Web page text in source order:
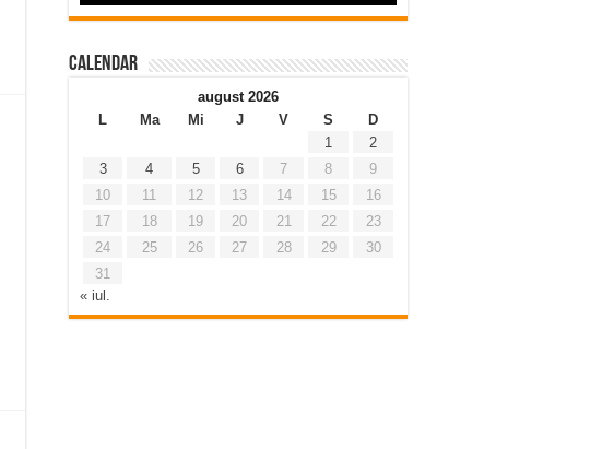
Calendar
august 2026
L
Ma Mi J V S
D
1
2
3
4 5 6 7 8
9
10
11 12 13 14 15
16
17
18 19 20 21 22
23
24
25 26 27 28 29
30
31
« iul.